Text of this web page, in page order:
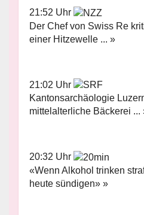
21:52 Uhr
Der Chef von Swiss Re
einer Hitzewelle ... »
21:02 Uhr
Kantonsarchäologie
mittelalterliche Bäckerei ...
20:32 Uhr
«Wenn Alkohol trinken
heute sündigen» »